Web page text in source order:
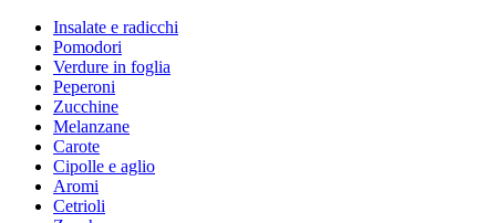
Insalate e radicchi
Pomodori
Verdure in foglia
Peperoni
Zucchine
Melanzane
Carote
Cipolle e aglio
Aromi
Cetrioli